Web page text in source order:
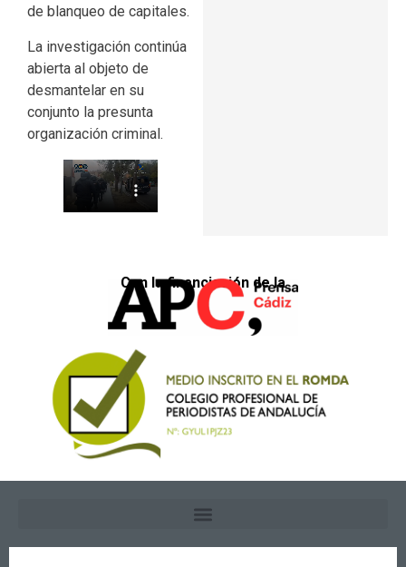
de blanqueo de capitales.
La investigación continúa
abierta al objeto de
desmantelar en su
conjunto la presunta
organización criminal.
Con la financiación de la